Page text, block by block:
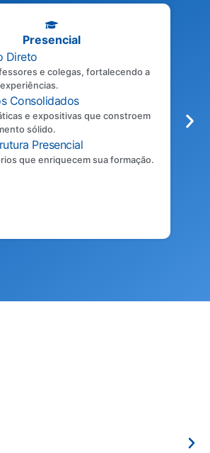
Presencial
Direto
e colegas, fortalecendo a
Consolidados
e expositivas que constroem
sólido.
Presencial
que enriquecem sua formação.